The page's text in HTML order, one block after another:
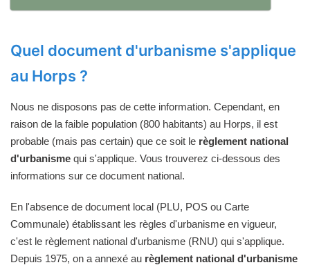
Quel document d'urbanisme s'applique
au Horps ?
Nous ne disposons pas de cette information. Cependant, en
raison de la faible population (800 habitants) au Horps, il est
probable (mais pas certain) que ce soit le règlement national
d'urbanisme qui s'applique. Vous trouverez ci-dessous des
informations sur ce document national.
En l'absence de document local (PLU, POS ou Carte
Communale) établissant les règles d'urbanisme en vigueur,
c'est le règlement national d'urbanisme (RNU) qui s'applique.
Depuis 1975, on a annexé au règlement national d'urbanisme